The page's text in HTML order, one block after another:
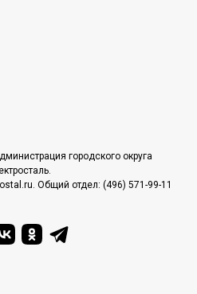
городского округа
Общий отдел: (496) 571-99-11